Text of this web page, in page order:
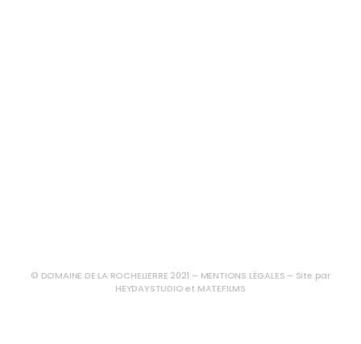
© DOMAINE DE LA ROCHELIERRE 2021 – MENTIONS LÉGALES – Site par
HEYDAYSTUDIOet MATEFILMS